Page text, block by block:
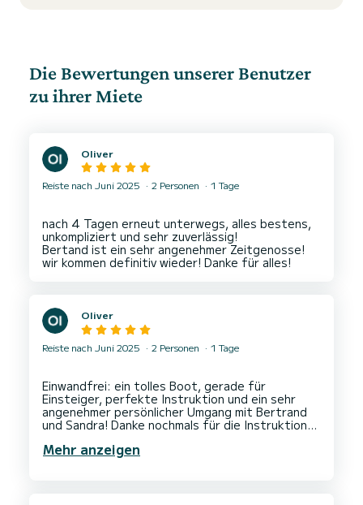
Die Bewertungen unserer Benutzer
zu ihrer Miete
Oliver
Reiste nach Juni 2025 2 Personen 1 Tage
nach 4 Tagen erneut unterwegs, alles bestens,
unkompliziert und sehr zuverlässig!
Bertand ist ein sehr angenehmer Zeitgenosse!
Oliver
Reiste nach Juni 2025 2 Personen 1 Tage
Einwandfrei: ein tolles Boot, gerade für
Einsteiger, perfekte Instruktion und ein sehr
angenehmer persönlicher Umgang mit Bertrand
und Sandra! Danke nochmals für die Instruktion
Mehr anzeigen